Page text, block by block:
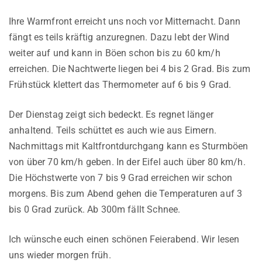
Ihre Warmfront erreicht uns noch vor Mitternacht. Dann
fängt es teils kräftig anzuregnen. Dazu lebt der Wind
weiter auf und kann in Böen schon bis zu 60 km/h
erreichen. Die Nachtwerte liegen bei 4 bis 2 Grad. Bis zum
Frühstück klettert das Thermometer auf 6 bis 9 Grad.
Der Dienstag zeigt sich bedeckt. Es regnet länger
anhaltend. Teils schüttet es auch wie aus Eimern.
Nachmittags mit Kaltfrontdurchgang kann es Sturmböen
von über 70 km/h geben. In der Eifel auch über 80 km/h.
Die Höchstwerte von 7 bis 9 Grad erreichen wir schon
morgens. Bis zum Abend gehen die Temperaturen auf 3
bis 0 Grad zurück. Ab 300m fällt Schnee.
Ich wünsche euch einen schönen Feierabend. Wir lesen
uns wieder morgen früh.